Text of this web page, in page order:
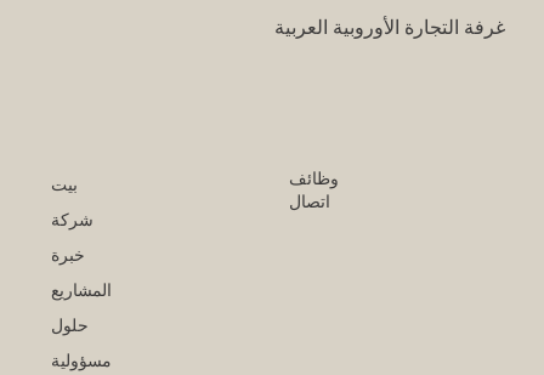
غرفة التجارة الأوروبية العربية
بيت
شركة
خبرة
المشاريع
حلول
مسؤولية
وظائف
اتصال